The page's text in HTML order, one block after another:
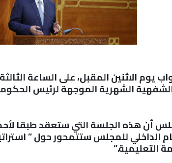
يوم الاثنين المقبل، على الساعة
الشهرية الموجهة لرئيس
الداخلي للمجلس ستتمحور حول ”
التعليمية”.